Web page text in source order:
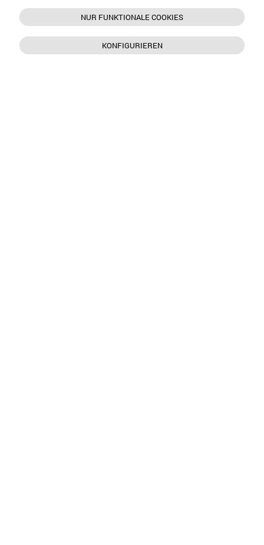
NUR FUNKTIONALE COOKIES
KONFIGURIEREN